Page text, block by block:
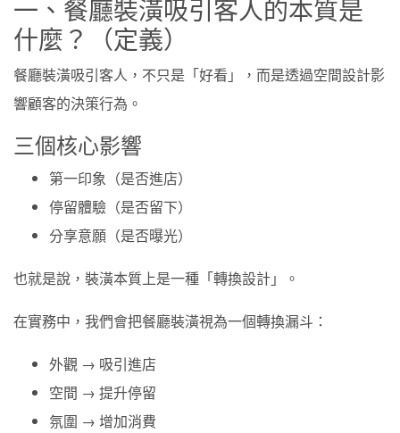
一、餐廳裝潢吸引客人的本質是
什麼？（定義）
餐廳裝潢吸引客人，不只是「好看」，而是透過空間設計影
響顧客的決策行為。
三個核心影響
第一印象（是否進店）
停留體驗（是否留下）
分享意願（是否曝光）
也就是說，裝潢本質上是一種「轉換設計」。
在實務中，我們會把餐廳裝潢視為一個轉換漏斗：
外觀 → 吸引進店
空間 → 提升停留
氛圍 → 增加消費